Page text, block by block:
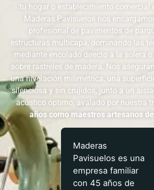
tu hogar o establecimiento comercial
Maderas Pavisuelos nos
profesional de pavimentos de
estructuras multicapa, dominando las
mediante encolado directo a la solera
sobre rastreles de madera. Nos
una nivelación milimétrica, una
silenciosa y sin crujidos, junto a un
acústico óptimo, avalado por nuestra
años como maestros artesanos
Maderas
Pavisuelos es una
empresa familiar
con 45 años de